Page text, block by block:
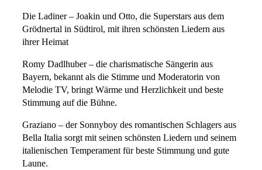
Die Ladiner – Joakin und Otto, die Superstars aus dem
Grödnertal in Südtirol, mit ihren schönsten Liedern aus
ihrer Heimat
Romy Dadlhuber – die charismatische Sängerin aus
Bayern, bekannt als die Stimme und Moderatorin von
Melodie TV, bringt Wärme und Herzlichkeit und beste
Stimmung auf die Bühne.
Graziano – der Sonnyboy des romantischen Schlagers aus
Bella Italia sorgt mit seinen schönsten Liedern und seinem
italienischen Temperament für beste Stimmung und gute
Laune.